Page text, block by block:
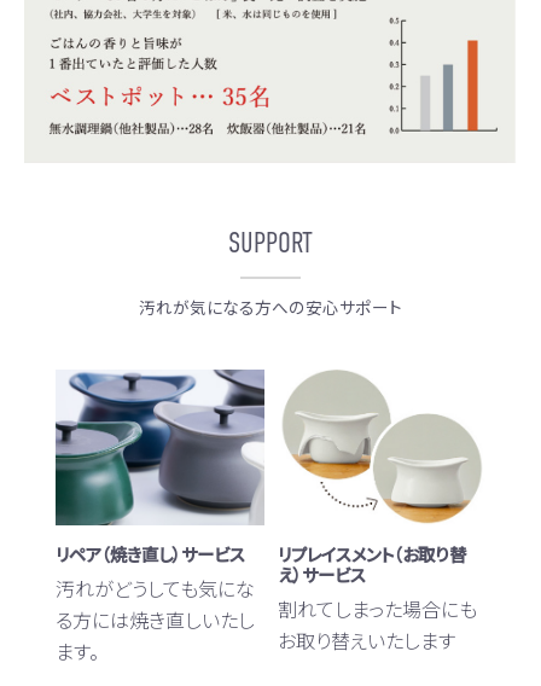
SUPPORT
汚れが気になる方への安心サポート
リペア（焼き直し）サービス
汚れがどうしても気にな
る方には焼き直しいたし
ます。
リプレイスメント（お取り替
え）サービス
割れてしまった場合にも
お取り替えいたします